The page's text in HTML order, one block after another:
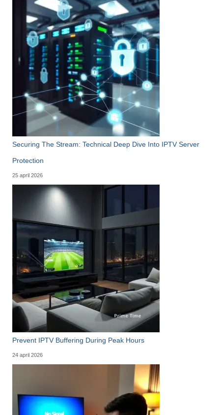
Securing The Stream: Technical Deep Dive Into IPTV Server
Protection
25 april 2026
Prevent IPTV Buffering During Peak Hours
24 april 2026